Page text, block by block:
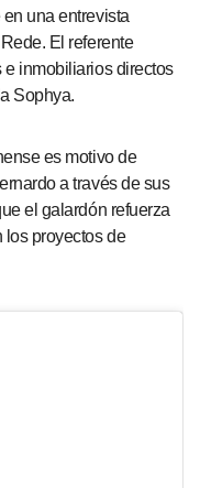
una entrevista
El referente
inmobiliarios directos
Sophya.
es motivo de
a través de sus
el galardón refuerza
los proyectos de